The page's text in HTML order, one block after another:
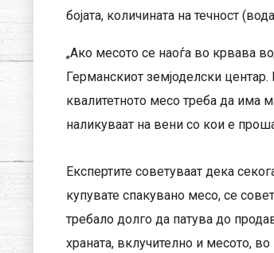
бојата, количината на течност
„Ако месото се наоѓа во крвава
Германскиот земјоделски
квалитетното месо треба да има
наликуваат на вени со кои е
Експертите советуваат дека
купувате спакувано месо, се
требало долго да патува до
храната, вклучително и месото,